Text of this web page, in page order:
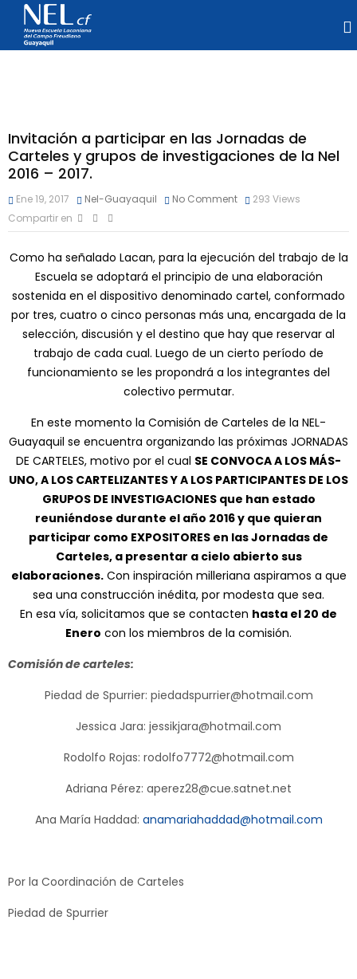
Invitación a participar en las Jornadas de
Carteles y grupos de investigaciones de la Nel
2016 – 2017.
Ene 19, 2017 Nel-Guayaquil No Comment 293 Views
Compartir en
Como ha señalado Lacan, para la ejecución del trabajo de la
Escuela se adoptará el principio de una elaboración
sostenida en el dispositivo denominado cartel, conformado
por tres, cuatro o cinco personas más una, encargada de la
selección, discusión y el destino que hay que reservar al
trabajo de cada cual. Luego de un cierto período de
funcionamiento se les propondrá a los integrantes del
colectivo permutar.
En este momento la Comisión de Carteles de la NEL-
Guayaquil se encuentra organizando las próximas JORNADAS
DE CARTELES, motivo por el cual SE CONVOCA A LOS MÁS-
UNO, A LOS CARTELIZANTES Y A LOS PARTICIPANTES DE LOS
GRUPOS DE INVESTIGACIONES que han estado
reuniéndose durante el año 2016 y que quieran
participar como EXPOSITORES en las Jornadas de
Carteles, a presentar a cielo abierto sus
elaboraciones.Con inspiración milleriana aspiramos a que
sea una construcción inédita, por modesta que sea.
En esa vía, solicitamos que se contacten hasta el 20 de
Enero con los miembros de la comisión.
Comisión de carteles:
Piedad de Spurrier: piedadspurrier@hotmail.com
Jessica Jara: jessikjara@hotmail.com
Rodolfo Rojas: rodolfo7772@hotmail.com
Adriana Pérez: aperez28@cue.satnet.net
Ana María Haddad: anamariahaddad@hotmail.com
Por la Coordinación de Carteles
Piedad de Spurrier